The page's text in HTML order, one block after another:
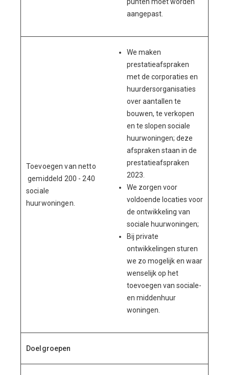
aangepast.
Toevoegen van netto
gemiddeld 200 - 240
sociale
huurwoningen.
We maken
prestatieafspraken
met de corporaties en
huurdersorganisaties
over aantallen te
bouwen, te verkopen
en te slopen sociale
huurwoningen; deze
afspraken staan in de
prestatieafspraken
2023.
We zorgen voor
voldoende locaties voor
de ontwikkeling van
sociale huurwoningen;
Bij private
ontwikkelingen sturen
we zo mogelijk en waar
wenselijk op het
toevoegen van sociale-
en middenhuur
woningen.
Doelgroepen